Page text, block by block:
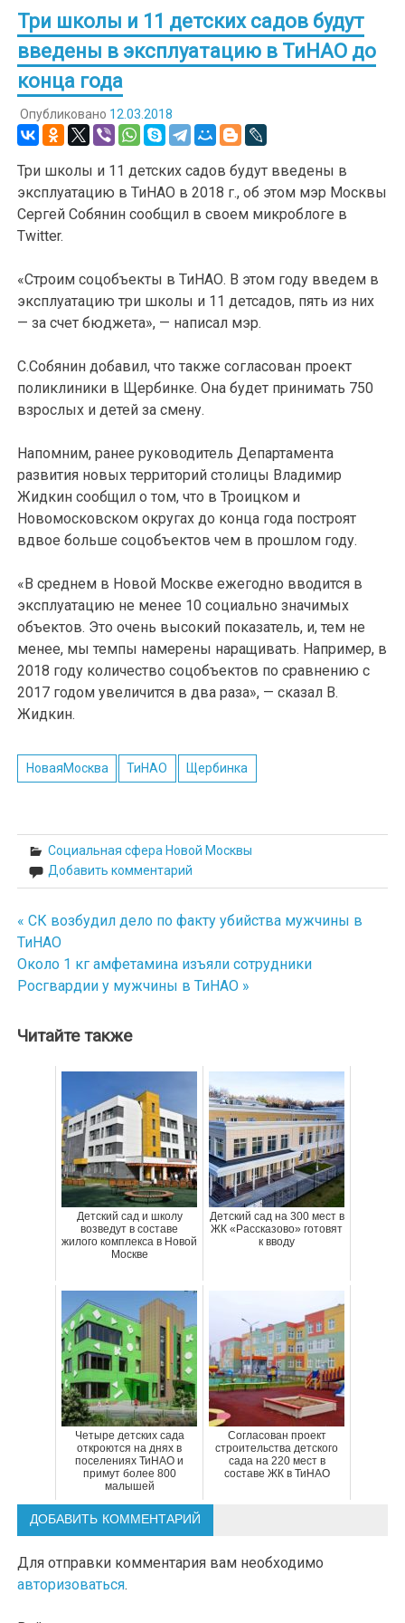
Три школы и 11 детских садов будут
введены в эксплуатацию в ТиНАО до
конца года
Опубликовано 12.03.2018
Три школы и 11 детских садов будут введены в
эксплуатацию в ТиНАО в 2018 г., об этом мэр Москвы
Сергей Собянин сообщил в своем микроблоге в
Twitter.
«Строим соцобъекты в ТиНАО. В этом году введем в
эксплуатацию три школы и 11 детсадов, пять из них
— за счет бюджета», — написал мэр.
С.Собянин добавил, что также согласован проект
поликлиники в Щербинке. Она будет принимать 750
взрослых и детей за смену.
Напомним, ранее руководитель Департамента
развития новых территорий столицы Владимир
Жидкин сообщил о том, что в Троицком и
Новомосковском округах до конца года построят
вдвое больше соцобъектов чем в прошлом году.
«В среднем в Новой Москве ежегодно вводится в
эксплуатацию не менее 10 социально значимых
объектов. Это очень высокий показатель, и, тем не
менее, мы темпы намерены наращивать. Например, в
2018 году количество соцобъектов по сравнению с
2017 годом увеличится в два раза», — сказал В.
Жидкин.
НоваяМосква ТиНАО Щербинка
Социальная сфера Новой Москвы
Добавить комментарий
Навигация
по
записям
« СК возбудил дело по факту убийства мужчины в
ТиНАО
Около 1 кг амфетамина изъяли сотрудники
Росгвардии у мужчины в ТиНАО »
Читайте также
Детский сад и школу
возведут в составе
жилого комплекса в Новой
Москве
Детский сад на 300 мест в
ЖК «Рассказово» готовят
к вводу
Четыре детских сада
откроются на днях в
поселениях ТиНАО и
примут более 800
малышей
Согласован проект
строительства детского
сада на 220 мест в
составе ЖК в ТиНАО
ДОБАВИТЬ КОММЕНТАРИЙ
Для отправки комментария вам необходимо
авторизоваться.